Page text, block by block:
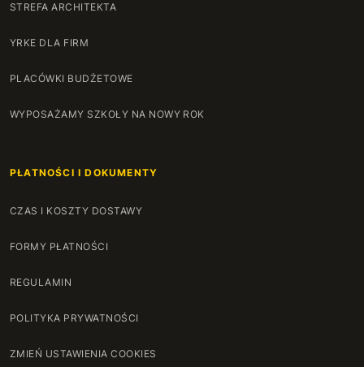
STREFA ARCHITEKTA
YRKE DLA FIRM
PLACÓWKI BUDŻETOWE
WYPOSAŻAMY SZKOŁY NA NOWY ROK
PŁATNOŚCI I DOKUMENTY
CZAS I KOSZTY DOSTAWY
FORMY PŁATNOŚCI
REGULAMIN
POLITYKA PRYWATNOŚCI
ZMIEŃ USTAWIENIA COOKIES